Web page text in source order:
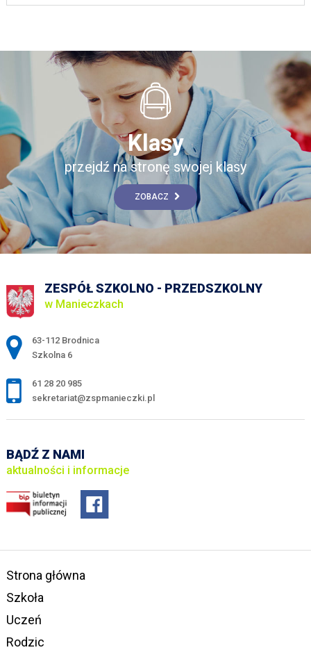
Klasy
przejdź na stronę swojej klasy
ZOBACZ
ZESPÓŁ SZKOLNO - PRZEDSZKOLNY
w Manieczkach
Adres pocztowy:
63-112 Brodnica
Szkolna 6
61 28 20 985
sekretariat@zspmanieczki.pl
BĄDŹ Z NAMI
aktualności i informacje
Strona główna
Szkoła
Uczeń
Rodzic